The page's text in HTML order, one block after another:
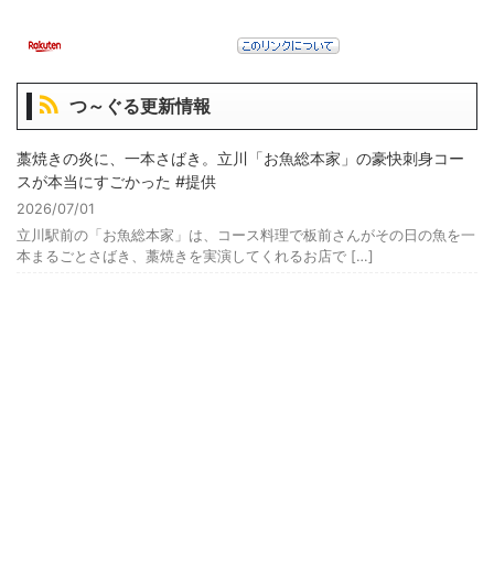
つ～ぐる更新情報
藁焼きの炎に、一本さばき。立川「お魚総本家」の豪快刺身コー
スが本当にすごかった #提供
2026/07/01
立川駅前の「お魚総本家」は、コース料理で板前さんがその日の魚を一
本まるごとさばき、藁焼きを実演してくれるお店で […]